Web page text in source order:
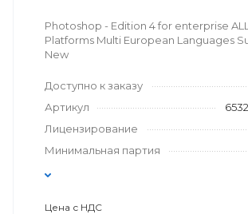
Photoshop - Edition 4 for enterprise
Platforms Multi European Languages
New
Доступно к заказу
Артикул
Лицензирование
Минимальная партия
Цена с НДС